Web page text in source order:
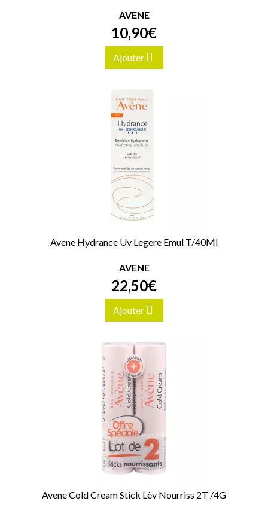
AVENE
10,90€
Ajouter
Avene Hydrance Uv Legere Emul T/40Ml
AVENE
22,50€
Ajouter
Avene Cold Cream Stick Lèv Nourriss 2T /4G